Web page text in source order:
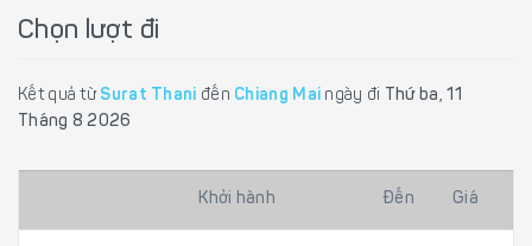
Chọn lượt đi
Kết quả từ Surat Thani đến Chiang Mai ngày đi
Thứ ba, 11
Tháng 8 2026
Khởi hành Đến Giá